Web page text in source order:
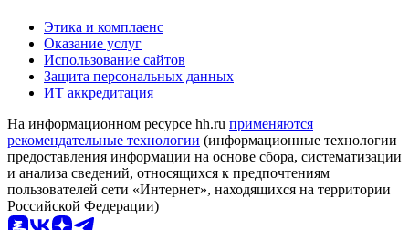
Этика и комплаенс
Оказание услуг
Использование сайтов
Защита персональных данных
ИТ аккредитация
На информационном ресурсе hh.ru применяются
рекомендательные технологии (информационные технологии
предоставления информации на основе сбора, систематизации
и анализа сведений, относящихся к предпочтениям
пользователей сети «Интернет», находящихся на территории
Российской Федерации)